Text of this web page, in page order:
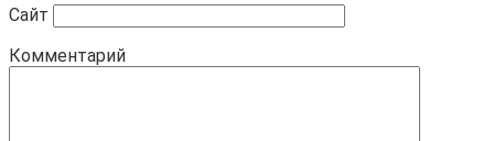
Сайт
Комментарий